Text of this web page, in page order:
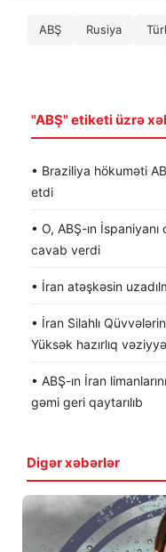
ABŞ Rusiya
"ABŞ" etiketi üzrə
• Braziliya hökuməti
etdi
• O, ABŞ-ın
cavab verdi
• İran atəşkəsin
• İran Silahlı
Yüksək hazırlıq
• ABŞ-ın İran
gəmi geri qaytarılıb
Digər xəbərlər